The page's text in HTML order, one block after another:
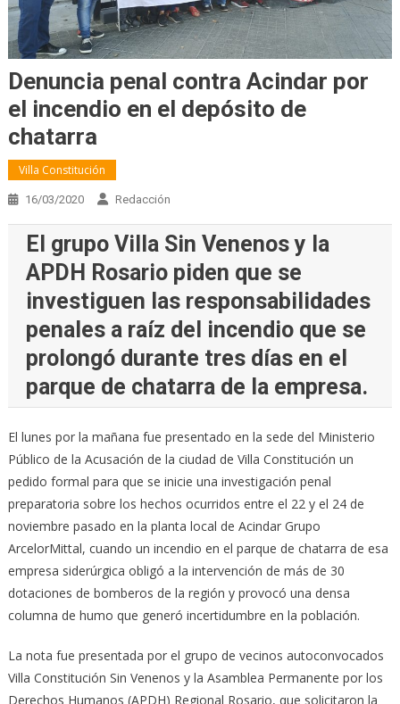
Denuncia penal contra Acindar por
el incendio en el depósito de
chatarra
Villa Constitución
16/03/2020 Redacción
El grupo Villa Sin Venenos y la
APDH Rosario piden que se
investiguen las responsabilidades
penales a raíz del incendio que se
prolongó durante tres días en el
parque de chatarra de la empresa.
El lunes por la mañana fue presentado en la sede del Ministerio
Público de la Acusación de la ciudad de Villa Constitución un
pedido formal para que se inicie una investigación penal
preparatoria sobre los hechos ocurridos entre el 22 y el 24 de
noviembre pasado en la planta local de Acindar Grupo
ArcelorMittal, cuando un incendio en el parque de chatarra de esa
empresa siderúrgica obligó a la intervención de más de 30
dotaciones de bomberos de la región y provocó una densa
columna de humo que generó incertidumbre en la población.
La nota fue presentada por el grupo de vecinos autoconvocados
Villa Constitución Sin Venenos y la Asamblea Permanente por los
Derechos Humanos (APDH) Regional Rosario, que solicitaron la